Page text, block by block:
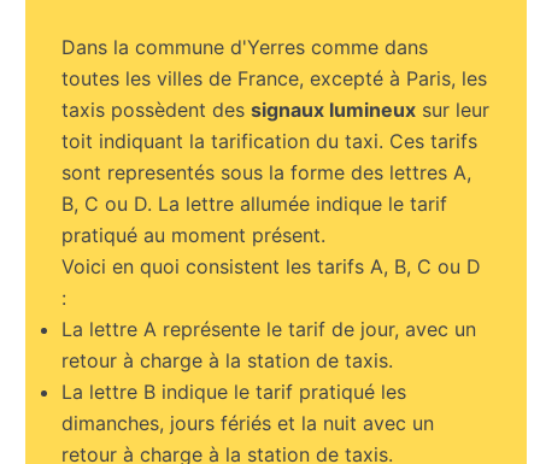
Dans la commune d'Yerres comme dans
toutes les villes de France, excepté à Paris, les
taxis possèdent dessignaux lumineux sur leur
toit indiquant la tarification du taxi. Ces tarifs
sont representés sous la forme des lettres A,
B, C ou D. La lettre allumée indique le tarif
pratiqué au moment présent.
Voici en quoi consistent les tarifs A, B, C ou D
:
La lettre A représente le tarif de jour, avec un
retour à charge à la station de taxis.
La lettre B indique le tarif pratiqué les
dimanches, jours fériés et la nuit avec un
retour à charge à la station de taxis.